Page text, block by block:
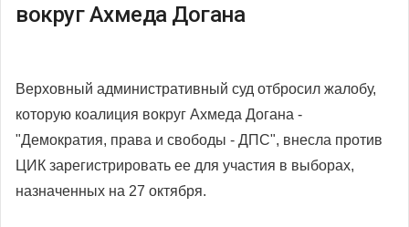
вокруг Ахмеда Догана
Верховный административный суд отбросил жалобу,
которую коалиция вокруг Ахмеда Догана -
"Демократия, права и свободы - ДПС", внесла против
ЦИК зарегистрировать ее для участия в выборах,
назначенных на 27 октября.